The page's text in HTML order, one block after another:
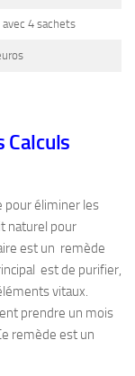
4 sachets
Calculs
pour éliminer les
naturel pour
est un remède
est de purifier,
vitaux.
prendre un mois
remède est un